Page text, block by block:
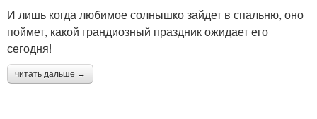
И лишь когда любимое солнышко зайдет в спальню, оно
поймет, какой грандиозный праздник ожидает его
сегодня!
читать дальше →